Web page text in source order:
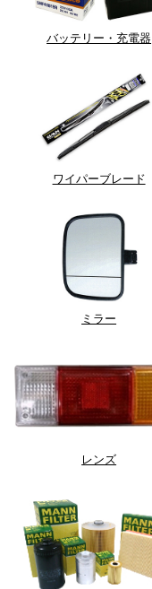
バッテリー・充電器
ワイパーブレード
ミラー
レンズ